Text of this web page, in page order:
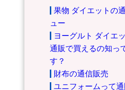
果物 ダイエットの
ュー
ヨーグルト ダイエ
通販で買えるの知っ
す？
財布の通信販売
ユニフォームって